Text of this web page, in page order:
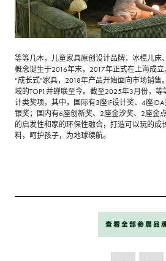
等等几木，儿童家具原创设计品牌，冰棍儿床
概念诞生于2016年末，2017年正式在上海成
“成长式”家具，2018年产品开始面向市场销
域的TOP1并蝉联至今。截至2025年3月份，
计类奖项，其中，国际有3座IF设计奖、4座
银奖；国内有6座创新奖、2座金汐奖、2座金
的启发性和家的环保性融合，打造可以玩的成
料，呵护孩子，为地球续航。
查看全部参展品